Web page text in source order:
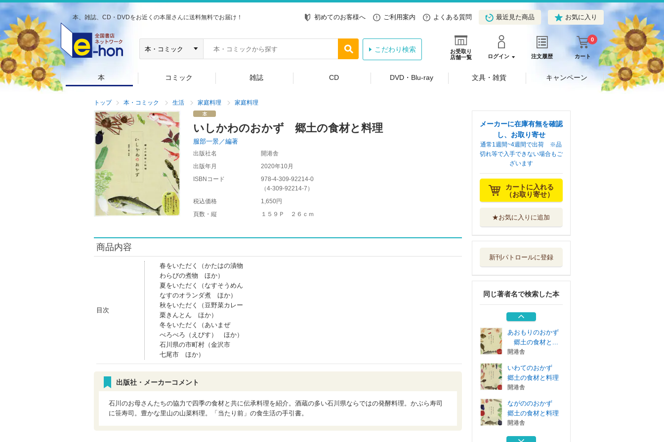
本、雑誌、CD・DVDをお近くの本屋さんに送料無料でお届け！ 初めてのお客様へ ご利用案内 よくある質問 最近見た商品 お気に入り
お受取り
店舗一覧
ログイン 注文履歴 カート
0
こだわり検索
本 コミック 雑誌 CD DVD・Blu-ray 文具・雑貨 キャンペーン
トップ 本・コミック 生活 家庭料理 家庭料理
いしかわのおかず 郷土の食材と料理
服部一景／編著
出版社名
開港舎
出版年月
2020年10月
ISBNコード
978-4-309-92214-0
（4-309-92214-7 ）
税込価格
1,650円
頁数・縦
１５９Ｐ ２６ｃｍ
商品内容
目次
春をいただく（かたはの漬物
わらびの煮物 ほか）
夏をいただく（なすそうめん
なすのオランダ煮 ほか）
秋をいただく（豆野菜カレー
栗きんとん ほか）
冬をいただく（あいまぜ
べろべろ（えびす） ほか）
石川県の市町村（金沢市
七尾市 ほか）
出版社・メーカーコメント
石川のお母さんたちの協力で四季の食材と共に伝承料理を紹介。酒蔵の多い石川県ならではの発酵料理。かぶら寿司
に笹寿司。豊かな里山の山菜料理。「当たり前」の食生活の手引書。
メーカーに在庫有無を確認
し、お取り寄せ
通常1週間~4週間で出荷 ※品
切れ等で入手できない場合もご
ざいます
カートに入れる
（お取り寄せ）
★お気に入りに追加
新刊パトロールに登録
同じ著者名で検索した本
ながののおかず
郷土の食材と料理
ふくしまのおかず
開港舎
ふくしまのおかず
郷土の食材と...
開港舎
あおもりのおかず
郷土の食材と...
開港舎
いわてのおかず
郷土の食材と料理
開港舎
ながののおかず
郷土の食材と料理
開港舎
ふくしまのおかず